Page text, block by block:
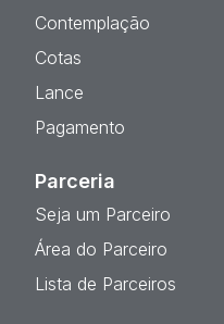
Contemplação
Cotas
Lance
Pagamento
Parceria
Seja um Parceiro
Área do Parceiro
Lista de Parceiros